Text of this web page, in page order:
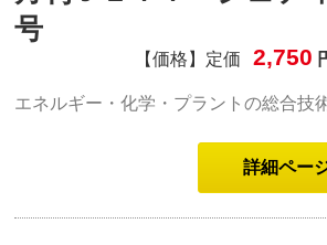
号
【価格】定価 2,750
エネルギー・化学・プラントの総合技
詳細ペー